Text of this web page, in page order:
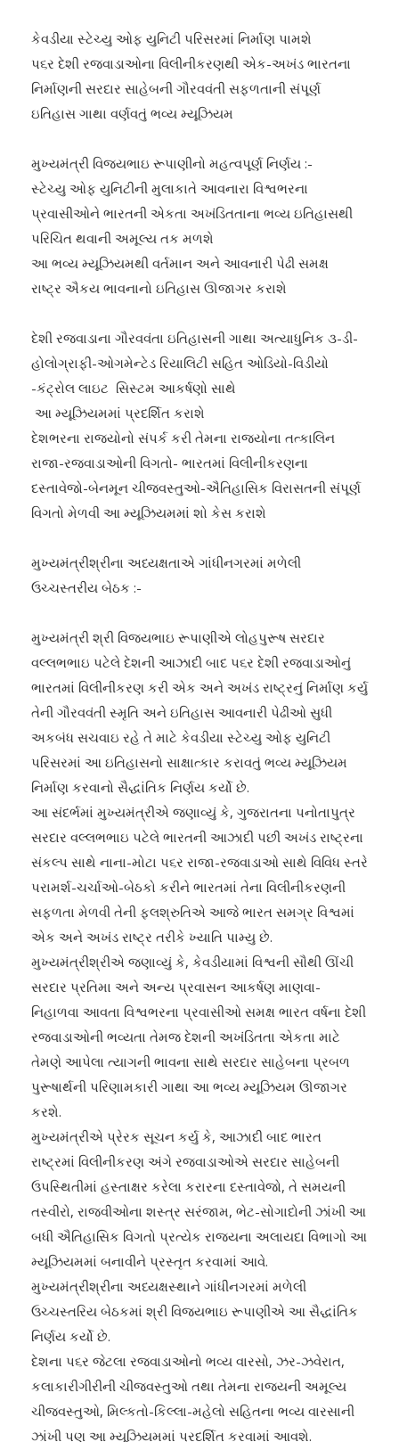
કેવડીયા સ્ટેચ્યુ ઓફ યુનિટી પરિસરમાં નિર્માણ પામશે
પ૬ર દેશી રજવાડાઓના વિલીનીકરણથી એક-અખંડ ભારતના
નિર્માણની સરદાર સાહેબની ગૌરવવંતી સફળતાની સંપૂર્ણ
ઇતિહાસ ગાથા વર્ણવતું ભવ્ય મ્યૂઝિયમ
મુખ્યમંત્રી વિજયભાઇ રૂપાણીનો મહત્વપૂર્ણ નિર્ણય :-
સ્ટેચ્યુ ઓફ યુનિટીની મુલાકાતે આવનારા વિશ્વભરના
પ્રવાસીઓને ભારતની એકતા અખંડિતતાના ભવ્ય ઇતિહાસથી
પરિચિત થવાની અમૂલ્ય તક મળશે
આ ભવ્ય મ્યૂઝિયમથી વર્તમાન અને આવનારી પેઢી સમક્ષ
રાષ્ટ્ર ઐકય ભાવનાનો ઇતિહાસ ઊજાગર કરાશે
દેશી રજવાડાના ગૌરવવંતા ઇતિહાસની ગાથા અત્યાધુનિક ૩-ડી-
હોલોગ્રાફી-ઓગમેન્ટેડ રિયાલિટી સહિત ઓડિયો-વિડીયો
-કંટ્રોલ લાઇટ સિસ્ટમ આકર્ષણો સાથે
આ મ્યૂઝિયમમાં પ્રદર્શિત કરાશે
દેશભરના રાજ્યોનો સંપર્ક કરી તેમના રાજ્યોના તત્કાલિન
રાજા-રજવાડાઓની વિગતો- ભારતમાં વિલીનીકરણના
દસ્તાવેજો-બેનમૂન ચીજવસ્તુઓ-ઐતિહાસિક વિરાસતની સંપૂર્ણ
વિગતો મેળવી આ મ્યૂઝિયમમાં શો કેસ કરાશે
મુખ્યમંત્રીશ્રીના અધ્યક્ષતાએ ગાંધીનગરમાં મળેલી
ઉચ્ચસ્તરીય બેઠક :-
મુખ્યમંત્રી શ્રી વિજયભાઇ રૂપાણીએ લોહપુરૂષ સરદાર
વલ્લભભાઇ પટેલે દેશની આઝાદી બાદ પ૬ર દેશી રજવાડાઓનું
ભારતમાં વિલીનીકરણ કરી એક અને અખંડ રાષ્ટ્રનું નિર્માણ કર્યુ
તેની ગૌરવવંતી સ્મૃતિ અને ઇતિહાસ આવનારી પેઢીઓ સુધી
અકબંધ સચવાઇ રહે તે માટે કેવડીયા સ્ટેચ્યુ ઓફ યુનિટી
પરિસરમાં આ ઇતિહાસનો સાક્ષાત્કાર કરાવતું ભવ્ય મ્યૂઝિયમ
નિર્માણ કરવાનો સૈદ્ધાંતિક નિર્ણય કર્યો છે.
આ સંદર્ભમાં મુખ્યમંત્રીએ જણાવ્યું કે, ગુજરાતના પનોતાપુત્ર
સરદાર વલ્લભભાઇ પટેલે ભારતની આઝાદી પછી અખંડ રાષ્ટ્રના
સંકલ્પ સાથે નાના-મોટા પ૬ર રાજા-રજવાડાઓ સાથે વિવિધ સ્તરે
પરામર્શ-ચર્ચાઓ-બેઠકો કરીને ભારતમાં તેના વિલીનીકરણની
સફળતા મેળવી તેની ફલશ્રુતિએ આજે ભારત સમગ્ર વિશ્વમાં
એક અને અખંડ રાષ્ટ્ર તરીકે ખ્યાતિ પામ્યુ છે.
મુખ્યમંત્રીશ્રીએ જણાવ્યું કે, કેવડીયામાં વિશ્વની સૌથી ઊંચી
સરદાર પ્રતિમા અને અન્ય પ્રવાસન આકર્ષણ માણવા-
નિહાળવા આવતા વિશ્વભરના પ્રવાસીઓ સમક્ષ ભારત વર્ષના દેશી
રજવાડાઓની ભવ્યતા તેમજ દેશની અખંડિતતા એકતા માટે
તેમણે આપેલા ત્યાગની ભાવના સાથે સરદાર સાહેબના પ્રબળ
પુરૂષાર્થની પરિણામકારી ગાથા આ ભવ્ય મ્યૂઝિયમ ઊજાગર
કરશે.
મુખ્યમંત્રીએ પ્રેરક સૂચન કર્યુ કે, આઝાદી બાદ ભારત
રાષ્ટ્રમાં વિલીનીકરણ અંગે રજવાડાઓએ સરદાર સાહેબની
ઉપસ્થિતીમાં હસ્તાક્ષર કરેલા કરારના દસ્તાવેજો, તે સમયની
તસ્વીરો, રાજવીઓના શસ્ત્ર સરંજામ, ભેટ-સોગાદોની ઝાંખી આ
બધી ઐતિહાસિક વિગતો પ્રત્યેક રાજ્યના અલાયદા વિભાગો આ
મ્યૂઝિયમમાં બનાવીને પ્રસ્તૃત કરવામાં આવે.
મુખ્યમંત્રીશ્રીના અધ્યક્ષસ્થાને ગાંધીનગરમાં મળેલી
ઉચ્ચસ્તરિય બેઠકમાં શ્રી વિજયભાઇ રૂપાણીએ આ સૈદ્ધાંતિક
નિર્ણય કર્યો છે.
દેશના પ૬ર જેટલા રજવાડાઓનો ભવ્ય વારસો, ઝર-ઝવેરાત,
કલાકારીગીરીની ચીજવસ્તુઓ તથા તેમના રાજ્યની અમૂલ્ય
ચીજવસ્તુઓ, મિલ્કતો-કિલ્લા-મહેલો સહિતના ભવ્ય વારસાની
ઝાંખી પણ આ મ્યૂઝિયમમાં પ્રદર્શિત કરવામાં આવશે.